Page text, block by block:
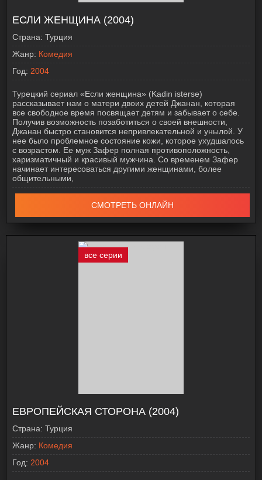
ЕСЛИ ЖЕНЩИНА (2004)
Страна: Турция
Жанр: Комедия
Год: 2004
Турецкий сериал «Если женщина» (Kadin isterse)
рассказывает нам о матери двоих детей Джанан, которая
все свободное время посвящает детям и забывает о себе.
Получив возможность позаботиться о своей внешности,
Джанан быстро становится непривлекательной и унылой. У
нее было проблемное состояние кожи, которое ухудшалось
с возрастом. Ее муж Зафер полная противоположность,
харизматичный и красивый мужчина. Со временем Зафер
начинает интересоваться другими женщинами, более
общительными,
СМОТРЕТЬ ОНЛАЙН
все серии
ЕВРОПЕЙСКАЯ СТОРОНА (2004)
Страна: Турция
Жанр: Комедия
Год: 2004